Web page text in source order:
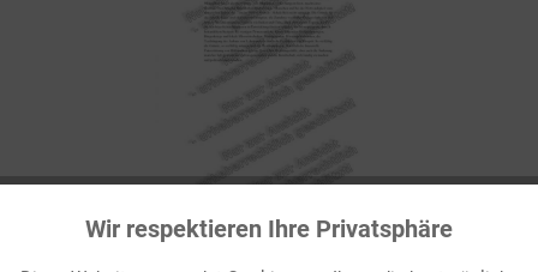
Funktionale Aktiv
Wir respektieren Ihre Privatsphäre